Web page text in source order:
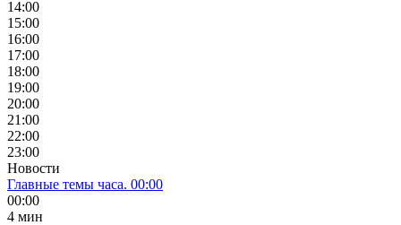
14:00
15:00
16:00
17:00
18:00
19:00
20:00
21:00
22:00
23:00
Новости
Главные темы часа. 00:00
00:00
4 мин